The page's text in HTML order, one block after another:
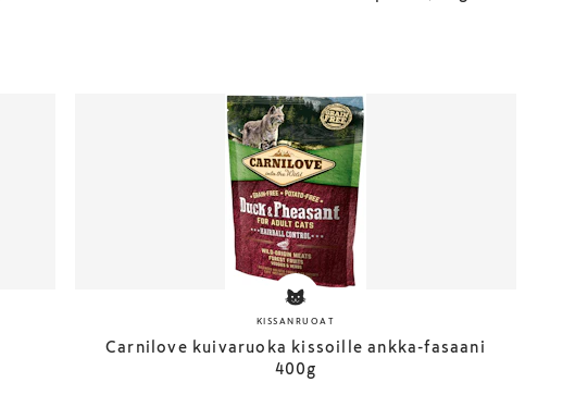
KISSANRUOAT
Carnilove kuivaruoka kissoille ankka-fasaani
400g